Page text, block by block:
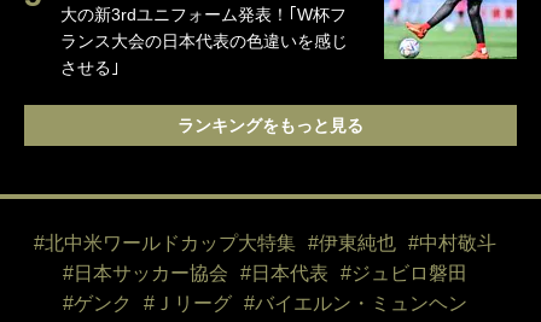
大の新3rdユニフォーム発表！｢W杯フ
ランス大会の日本代表の色違いを感じ
させる｣
ランキングをもっと見る
#北中米ワールドカップ大特集 #伊東純也
#中村敬斗
#日本サッカー協会
#日本代表
#ジュビロ磐田
#ゲンク
#Ｊリーグ
#バイエルン・ミュンヘン